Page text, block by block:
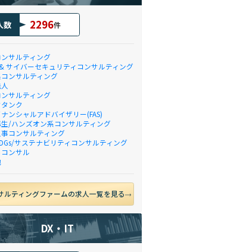
数 2296件
サルティング
サイバーセキュリティコンサルティング
ンサルティング
サルティング
ンク
ンシャルアドバイザリー(FAS)
/ハンズオン系コンサルティング
コンサルティング
サステナビリティコンサルティング
ンサル
ルティングファームの求人一覧を見る
DX・IT